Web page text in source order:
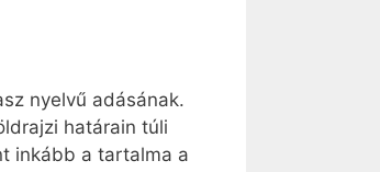
nyelvű adásának.
határain túli
inkább a tartalma a